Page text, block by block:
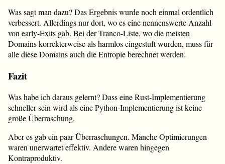
Was sagt man dazu? Das Ergebnis wurde noch einmal ordentlich
verbessert. Allerdings nur dort, wo es eine nennenswerte Anzahl
von early-Exits gab. Bei der Tranco-Liste, wo die meisten
Domains korrekterweise als harmlos eingestuft wurden, muss für
alle diese Domains auch die Entropie berechnet werden.
Fazit
Was habe ich daraus gelernt? Dass eine Rust-Implementierung
schneller sein wird als eine Python-Implementierung ist keine
große Überraschung.
Aber es gab ein paar Überraschungen. Manche Optimierungen
waren unerwartet effektiv. Andere waren hingegen
Kontraproduktiv.